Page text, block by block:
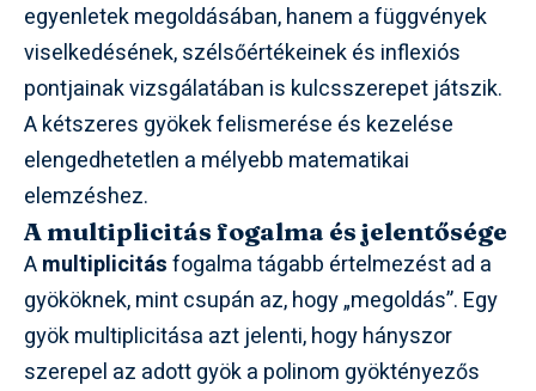
egyenletek megoldásában, hanem a függvények
viselkedésének, szélsőértékeinek és inflexiós
pontjainak vizsgálatában is kulcsszerepet játszik.
A kétszeres gyökek felismerése és kezelése
elengedhetetlen a mélyebb matematikai
elemzéshez.
A multiplicitás fogalma és jelentősége
Amultiplicitásfogalma tágabb értelmezést ad a
gyököknek, mint csupán az, hogy „megoldás”. Egy
gyök multiplicitása azt jelenti, hogy hányszor
szerepel az adott gyök a polinom gyöktényezős